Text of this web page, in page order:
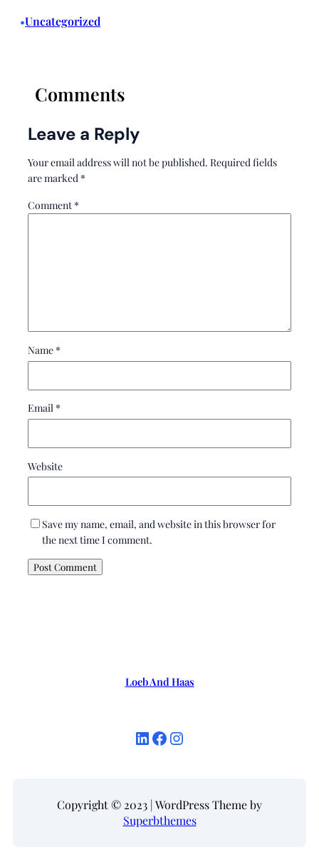
•Uncategorized
Comments
Leave a Reply
Your email address will not be published. Required fields
are marked *
Comment *
Name *
Email *
Website
Save my name, email, and website in this browser for
the next time I comment.
Loeb And Haas
LinkedIn Facebook Instagram
Copyright © 2023 | WordPress Theme by
Superbthemes